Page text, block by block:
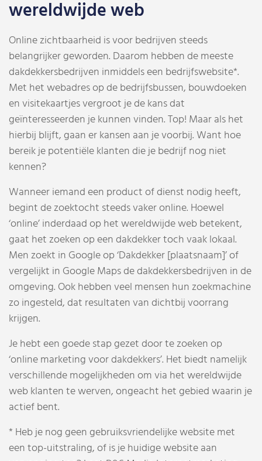
wereldwijde web
Online zichtbaarheid is voor bedrijven steeds
belangrijker geworden. Daarom hebben de meeste
dakdekkersbedrijven inmiddels een bedrijfswebsite*.
Met het webadres op de bedrijfsbussen, bouwdoeken
en visitekaartjes vergroot je de kans dat
geïnteresseerden je kunnen vinden. Top! Maar als het
hierbij blijft, gaan er kansen aan je voorbij. Want hoe
bereik je potentiële klanten die je bedrijf nog niet
kennen?
Wanneer iemand een product of dienst nodig heeft,
begint de zoektocht steeds vaker online. Hoewel
‘online’ inderdaad op het wereldwijde web betekent,
gaat het zoeken op een dakdekker toch vaak lokaal.
Men zoekt in Google op ‘Dakdekker [plaatsnaam]’ of
vergelijkt in Google Maps de dakdekkersbedrijven in de
omgeving. Ook hebben veel mensen hun zoekmachine
zo ingesteld, dat resultaten van dichtbij voorrang
krijgen.
Je hebt een goede stap gezet door te zoeken op
‘online marketing voor dakdekkers’. Het biedt namelijk
verschillende mogelijkheden om via het wereldwijde
web klanten te werven, ongeacht het gebied waarin je
actief bent.
* Heb je nog geen gebruiksvriendelijke website met
een top-uitstraling, of is je huidige website aan